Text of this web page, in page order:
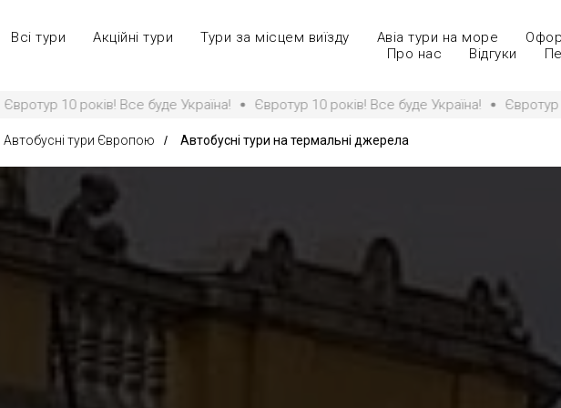
Всі тури Акційні тури Тури за місцем виїзду Авіа тури на море
Про нас
Відгуки
Україна! Євротур 10 років! Все буде Україна! Євротур 10 років! Все буде
Автобусні тури Європою / Автобусні тури на термальні джерела